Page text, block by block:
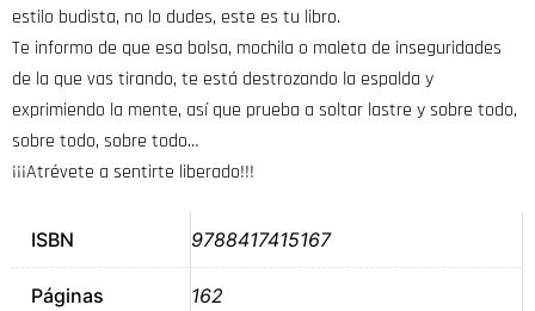
estilo budista, no lo dudes, este es tu libro.
Te informo de que esa bolsa, mochila o maleta de inseguridades
de la que vas tirando, te está destrozando la espalda y
exprimiendo la mente, así que prueba a soltar lastre y sobre todo,
sobre todo, sobre todo…
¡¡¡Atrévete a sentirte liberado!!!
ISBN 9788417415167
Páginas 162